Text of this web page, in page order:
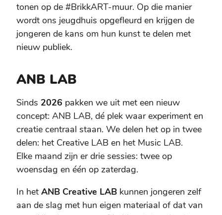
tonen op de #BrikkART-muur. Op die manier
wordt ons jeugdhuis opgefleurd en krijgen de
jongeren de kans om hun kunst te delen met
nieuw publiek.
ANB LAB
Sinds 2026 pakken we uit met een nieuw
concept: ANB LAB, dé plek waar experiment en
creatie centraal staan. We delen het op in twee
delen: het Creative LAB en het Music LAB.
Elke maand zijn er drie sessies: twee op
woensdag en één op zaterdag.
In het ANB Creative LAB kunnen jongeren zelf
aan de slag met hun eigen materiaal of dat van